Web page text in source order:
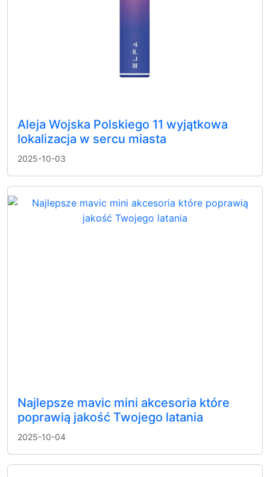
Aleja Wojska Polskiego 11 wyjątkowa
lokalizacja w sercu miasta
2025-10-03
Najlepsze mavic mini akcesoria które
poprawią jakość Twojego latania
2025-10-04